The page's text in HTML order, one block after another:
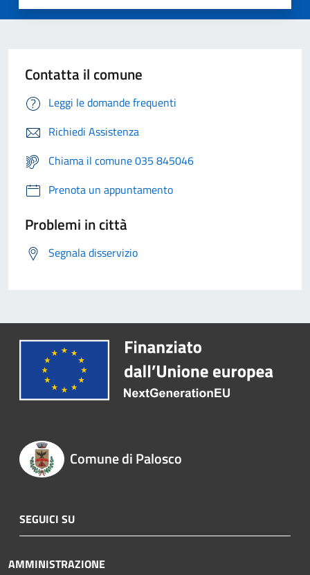
Contatta il comune
Leggi le domande frequenti
Richiedi Assistenza
Chiama il comune 035 845046
Prenota un appuntamento
Problemi in città
Segnala disservizio
Comune di Palosco
SEGUICI SU
AMMINISTRAZIONE